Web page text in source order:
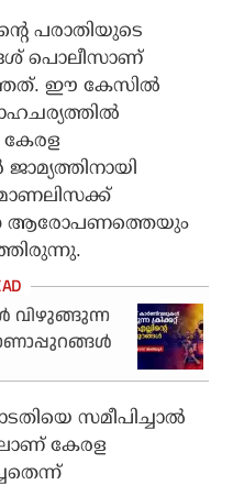
പരാതിയുടെ
പൊലീസാണ്
ഈ കേസില്‍
ആരോപണത്തെയും
വിഴുങ്ങുന്ന
സമീപിച്ചാല്‍
കേരള